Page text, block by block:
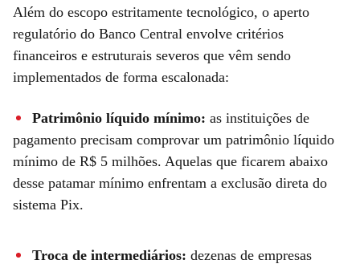
Além do escopo estritamente tecnológico, o aperto
regulatório do Banco Central envolve critérios
financeiros e estruturais severos que vêm sendo
implementados de forma escalonada:
Patrimônio líquido mínimo: as instituições de
pagamento precisam comprovar um patrimônio líquido
mínimo de R$ 5 milhões. Aquelas que ficarem abaixo
desse patamar mínimo enfrentam a exclusão direta do
sistema Pix.
Troca de intermediários: dezenas de empresas